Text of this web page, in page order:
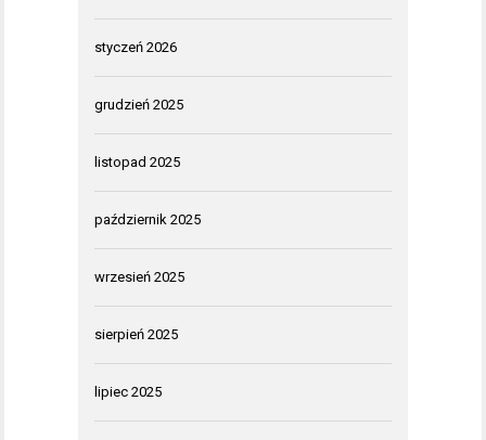
styczeń 2026
grudzień 2025
listopad 2025
październik 2025
wrzesień 2025
sierpień 2025
lipiec 2025